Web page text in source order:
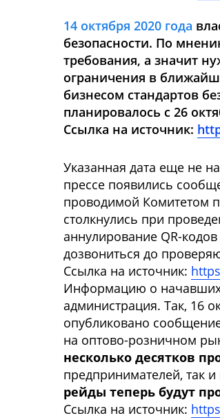
14 октября 2020 года
безопасности. По
требования, а значит
ограничения в
бизнесом стандартов
планировалось с 26
Ссылка на источник:
Указанная дата еще не
прессе появились
проводимой Комитетом
столкнулись при
аннулирование QR-
дозвониться до
Ссылка на источник:
Информацию о
администрация. Так, 16
опубликовано
на оптово-розничном
несколько десятков
предпринимателей, так
рейды теперь будут
Ссылка на источник: